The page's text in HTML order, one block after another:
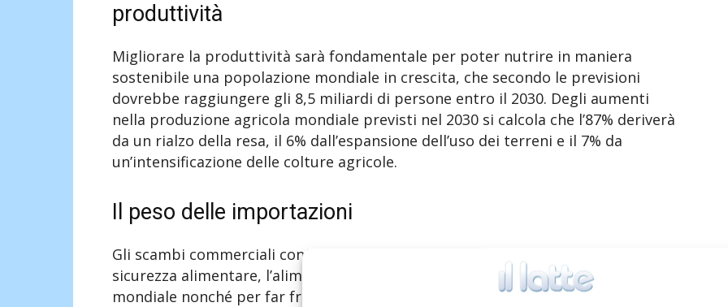
produttività
Migliorare la produttività sarà fondamentale per poter nutrire in maniera
sostenibile una popolazione mondiale in crescita, che secondo le previsioni
dovrebbe raggiungere gli 8,5 miliardi di persone entro il 2030. Degli aumenti
nella produzione agricola mondiale previsti nel 2030 si calcola che l’87% deriverà
da un rialzo della resa, il 6% dall’espansione dell’uso dei terreni e il 7% da
un’intensificazione delle colture agricole.
Il peso delle importazioni
Gli scambi commerciali continueranno ad essere fondamentali per garantire la
sicurezza alimentare, l’alimentazione e i redditi delle aziende agricole a livello
mondiale nonché per far fronte alla povertà rurale. In tutto il mondo in media